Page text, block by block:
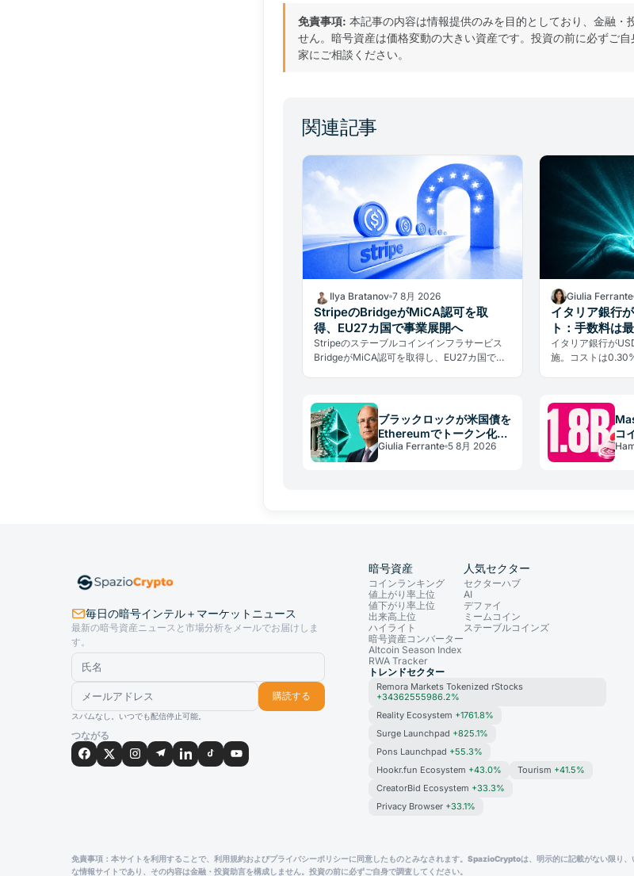
免責事項: 本記事の内容は情報提供のみを目的としており、金融・
せん。暗号資産は価格変動の大きい資産です。投資の前に必ずご
家にご相談ください。
関連記事
Ilya Bratanov 7 8月 2026
StripeのBridgeがMiCA認可を取
得、EU27カ国で事業展開へ
Stripeのステーブルコインインフラサービス
BridgeがMiCA認可を取得し、EU27カ国での
Giulia Ferrante
イタリア銀行
ト：手数料は
イタリア銀行が
施。コストは
ブラックロックが米国債を
Ethereumでトークン化、
本命はステーブルコイン準
Giulia Ferrante 5 8月 2026
コ
毎日の暗号インテル＋マーケットニュース
最新の暗号資産ニュースと市場分析をメールでお届けしま
す。
購読する
スパムなし。いつでも配信停止可能。
つながる
暗号資産
コインランキング
値上がり率上位
値下がり率上位
出来高上位
ハイライト
暗号資産コンバーター
Altcoin Season Index
RWA Tracker
人気セクター
セクターハブ
AI
デファイ
ミームコイン
ステーブルコインズ
トレンドセクター
Remora Markets Tokenized rStocks
+34362555986.2%
Reality Ecosystem +1761.8%
Surge Launchpad +825.1%
Pons Launchpad +55.3%
Hookr.fun Ecosystem +43.0% Tourism +41.5%
CreatorBid Ecosystem +33.3%
Privacy Browser +33.1%
免責事項：本サイトを利用することで、利用規約およびプライバシーポリシーに同意したものとみなされます。SpazioCryptoは、明示的に記載がない限
な情報サイトであり、その内容は金融・投資助言を構成しません。投資の前に必ずご自身で調査してください。